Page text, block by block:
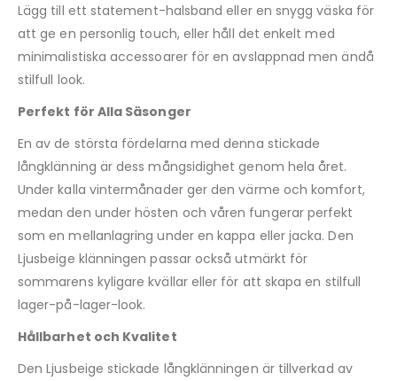
Lägg till ett statement-halsband eller en snygg väska för
att ge en personlig touch, eller håll det enkelt med
minimalistiska accessoarer för en avslappnad men ändå
stilfull look.
Perfekt för Alla Säsonger
En av de största fördelarna med denna stickade
långklänning är dess mångsidighet genom hela året.
Under kalla vintermånader ger den värme och komfort,
medan den under hösten och våren fungerar perfekt
som en mellanlagring under en kappa eller jacka. Den
Ljusbeige klänningen passar också utmärkt för
sommarens kyligare kvällar eller för att skapa en stilfull
lager-på-lager-look.
Hållbarhet och Kvalitet
Den Ljusbeige stickade långklänningen är tillverkad av